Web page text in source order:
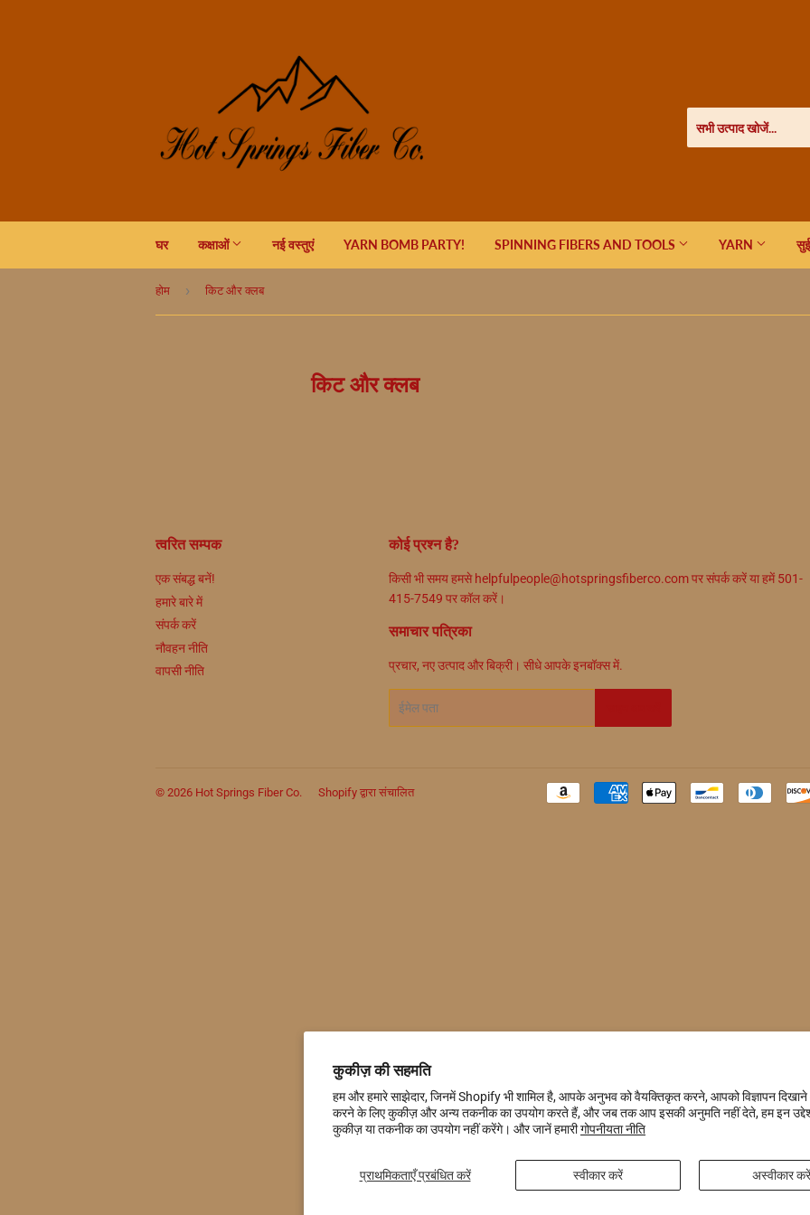
कुकीज़ की सहमति
हम और हमारे साझेदार, जिनमें Shopify भी शामिल है, आपके अनुभव को वैयक्तिकृत करने, आपको विज्ञापन
करने के लिए कुकीज़ और अन्य तकनीक का उपयोग करते हैं, और जब तक आप इसकी अनुमति नहीं देते, हम इन
कुकीज़ या तकनीक का उपयोग नहीं करेंगे। और जानें हमारीगोपनीयता नीति
प्राथमिकताएँ प्रबंधित करें स्वीकार करें अस्वीकार करें
घर कक्षाओं नई वस्तुएं YARN BOMB PARTY! SPINNING FIBERS AND TOOLS YARN
होम › किट और क्लब
किट और क्लब
त्वरित सम्पक
एक संबद्ध बनें!
हमारे बारे में
संपर्क करें
नौवहन नीति
वापसी नीति
कोई प्रश्न है?
किसी भी समय हमसे helpfulpeople@hotspringsfiberco.com पर संपर्क करें या हमें 501-
415-7549 पर कॉल करें।
समाचार पत्रिका
प्रचार, नए उत्पाद और बिक्री। सीधे आपके इनबॉक्स में.
ईमेल
© 2026 Hot Springs Fiber Co. Shopify द्वारा संचालित